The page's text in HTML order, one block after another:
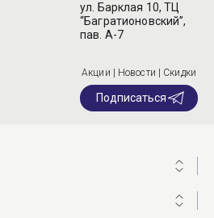
ул. Барклая 10, ТЦ
“Багратионовский”,
пав. А-7
Акции | Новости | Скидки
Подписаться